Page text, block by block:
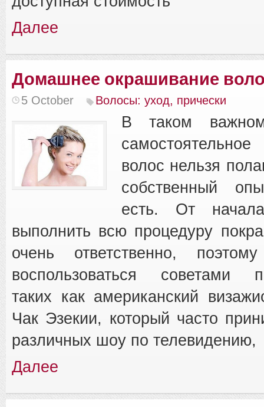
Далее
Домашнее окрашивание
5 October Волосы: уход, прически
В таком
волос нельзя
собственный
есть. От
выполнить всю процедуру
очень ответственно,
воспользоваться советами
таких как американский
Чак Эзекии, который часто
различных шоу по телевидению,
Далее